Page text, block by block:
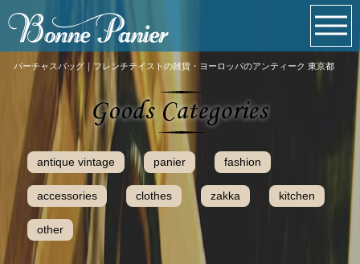
パーチャスバッグ｜フレンチテイストの雑貨・ヨーロッパのアンティーク 東京都
antique vintage panier fashion
accessories clothes zakka kitchen
other